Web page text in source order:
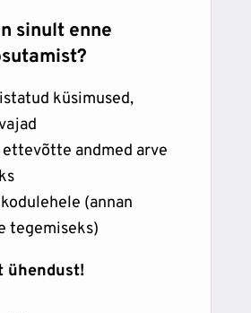
sinult enne
küsimused,
ettevõtte andmed arve
(annan
tegemiseks)
ühendust!